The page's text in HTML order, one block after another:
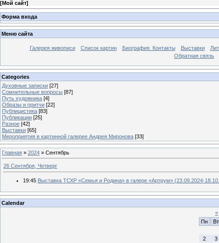
[Мой сайт]
Форма входа
Меню сайта
Галерея живописи Список картин Биография. Контакты Выставки
Обратная связь
Categories
Духовные записки [27]
Сомнительные вопросы [87]
Путь художника [4]
Образы и притчи [22]
Публицистика [83]
Публикации [25]
Разное [42]
Выставки [65]
Мероприятия в картинной галерее Андрея Миронова [33]
Главная » 2024 » Сентябрь
26 Сентября, Четверг
19:45 Выставка ТСХР «Семья и Родина» в галере «Артрум» (23.09.2024-
Calendar
«
Пн
Вт
2
3